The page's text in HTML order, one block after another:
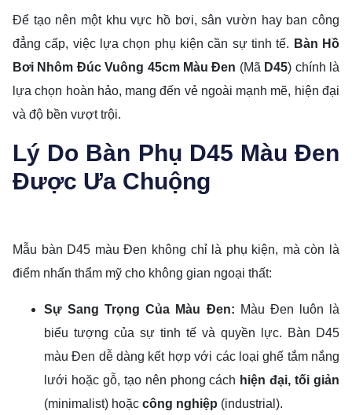
Để tạo nên một khu vực hồ bơi, sân vườn hay ban công
đẳng cấp, việc lựa chọn phụ kiện cần sự tinh tế. Bàn Hồ
Bơi Nhôm Đúc Vuông 45cmMàu Đen (Mã D45) chính là
lựa chọn hoàn hảo, mang đến vẻ ngoài mạnh mẽ, hiện đại
và độ bền vượt trội.
Lý Do Bàn Phụ D45 Màu Đen
Được Ưa Chuộng
Mẫu bàn D45 màu Đen không chỉ là phụ kiện, mà còn là
điểm nhấn thẩm mỹ cho không gian ngoại thất:
Sự Sang Trọng Của Màu Đen: Màu Đen luôn là
biểu tượng của sự tinh tế và quyền lực. Bàn D45
màu Đen dễ dàng kết hợp với các loại ghế tắm nắng
lưới hoặc gỗ, tạo nên phong cách hiện đại, tối giản
(minimalist) hoặc công nghiệp (industrial).